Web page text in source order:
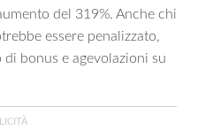
del 319%. Anche chi
essere penalizzato,
bonus e agevolazioni su